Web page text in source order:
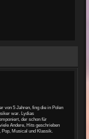
von 5 Jahren, fing die in Polen
war. Lydias
der schon für
Andere, Hits geschrieben
Pop, Musical und Klassik.